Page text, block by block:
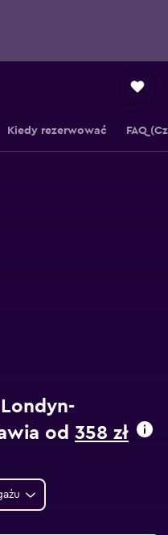
Kiedy rezerwować FAQ
od 358 zł